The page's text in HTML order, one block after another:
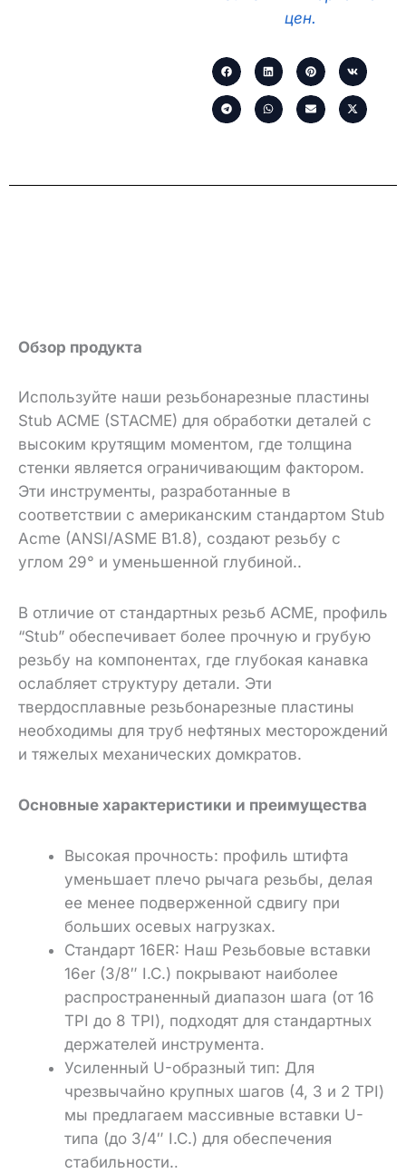
цен.
Обзор продукта
Используйте наши резьбонарезные пластины
Stub ACME (STACME) для обработки деталей с
высоким крутящим моментом, где толщина
стенки является ограничивающим фактором.
Эти инструменты, разработанные в
соответствии с американским стандартом Stub
Acme (ANSI/ASME B1.8), создают резьбу с
углом 29° и уменьшенной глубиной..
В отличие от стандартных резьб ACME, профиль
“Stub” обеспечивает более прочную и грубую
резьбу на компонентах, где глубокая канавка
ослабляет структуру детали. Эти
твердосплавные резьбонарезные пластины
необходимы для труб нефтяных месторождений
и тяжелых механических домкратов.
Основные характеристики и преимущества
Высокая прочность: профиль штифта
уменьшает плечо рычага резьбы, делая
ее менее подверженной сдвигу при
больших осевых нагрузках.
Стандарт 16ER: Наш Резьбовые вставки
16er (3/8″ I.C.) покрывают наиболее
распространенный диапазон шага (от 16
TPI до 8 TPI), подходят для стандартных
держателей инструмента.
Усиленный U-образный тип: Для
чрезвычайно крупных шагов (4, 3 и 2 TPI)
мы предлагаем массивные вставки U-
типа (до 3/4″ I.C.) для обеспечения
стабильности..